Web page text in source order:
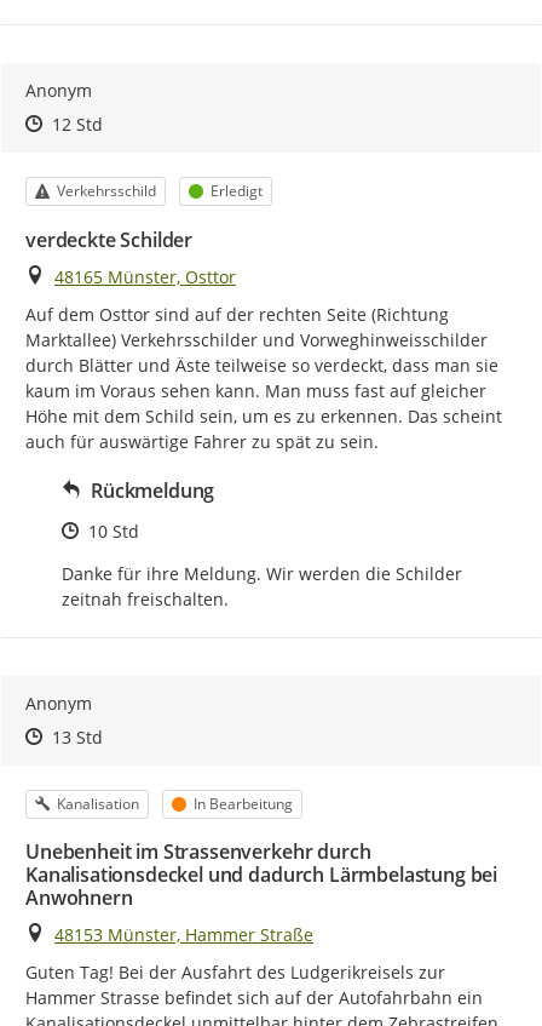
Anonym
Zeitpunkt des Erstellens
Zeitpunkt des Erstellens
12 StdZur Äußerung
Kategorie
Verkehrsschild Status
Erledigt
verdeckte Schilder
Ort
48165 Münster, Osttor
Auf dem Osttor sind auf der rechten Seite (Richtung
Marktallee) Verkehrsschilder und Vorweghinweisschilder
durch Blätter und Äste teilweise so verdeckt, dass man sie
kaum im Voraus sehen kann. Man muss fast auf gleicher
Höhe mit dem Schild sein, um es zu erkennen. Das scheint
auch für auswärtige Fahrer zu spät zu sein.
Rückmeldung
Zeitpunkt des Erstellens
10 Std
Danke für ihre Meldung. Wir werden die Schilder
zeitnah freischalten.
Anonym
Zeitpunkt des Erstellens
Zeitpunkt des Erstellens
13 StdZur Äußerung
Kategorie
Kanalisation Status
In Bearbeitung
Unebenheit im Strassenverkehr durch
Kanalisationsdeckel und dadurch Lärmbelastung bei
Anwohnern
Ort
48153 Münster, Hammer Straße
Guten Tag! Bei der Ausfahrt des Ludgerikreisels zur
Hammer Strasse befindet sich auf der Autofahrbahn ein